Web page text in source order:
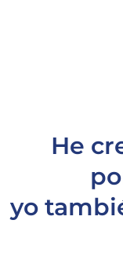
He
yo